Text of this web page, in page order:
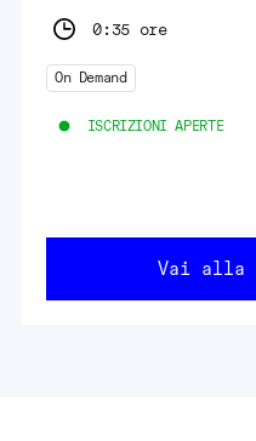
0:35 ore
On Demand
ISCRIZIONI APERTE
Vai alla